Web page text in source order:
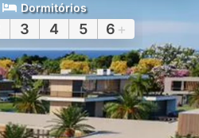
Dormitórios
3 4 5 6 +